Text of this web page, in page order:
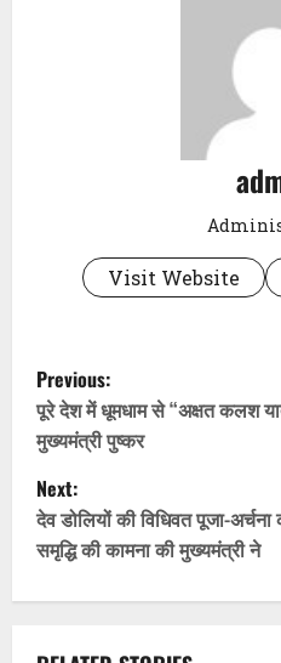
Visit Website
P
o
s
t
n
Previous:
पूरे देश में धूमधाम से “अक्षत कलश
मुख्यमंत्री पुष्कर
Next:
देव डोलियों की विधिवत पूजा-
समृद्धि की कामना की मुख्यमंत्री ने